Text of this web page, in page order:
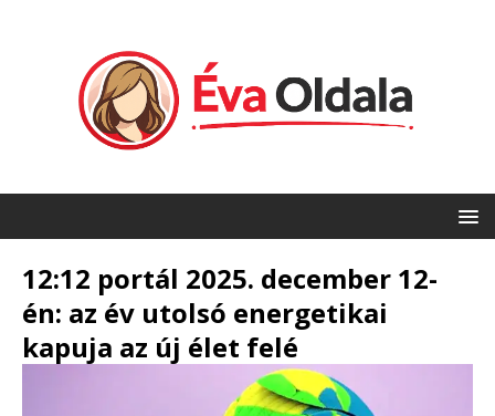
12:12 portál 2025. december 12-
én: az év utolsó energetikai
kapuja az új élet felé